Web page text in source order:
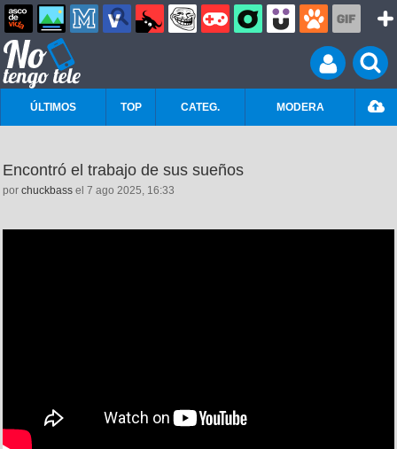
ÚLTIMOS TOP CATEG. MODERA
Encontró el trabajo de sus sueños
por chuckbass el 7 ago 2025, 16:33